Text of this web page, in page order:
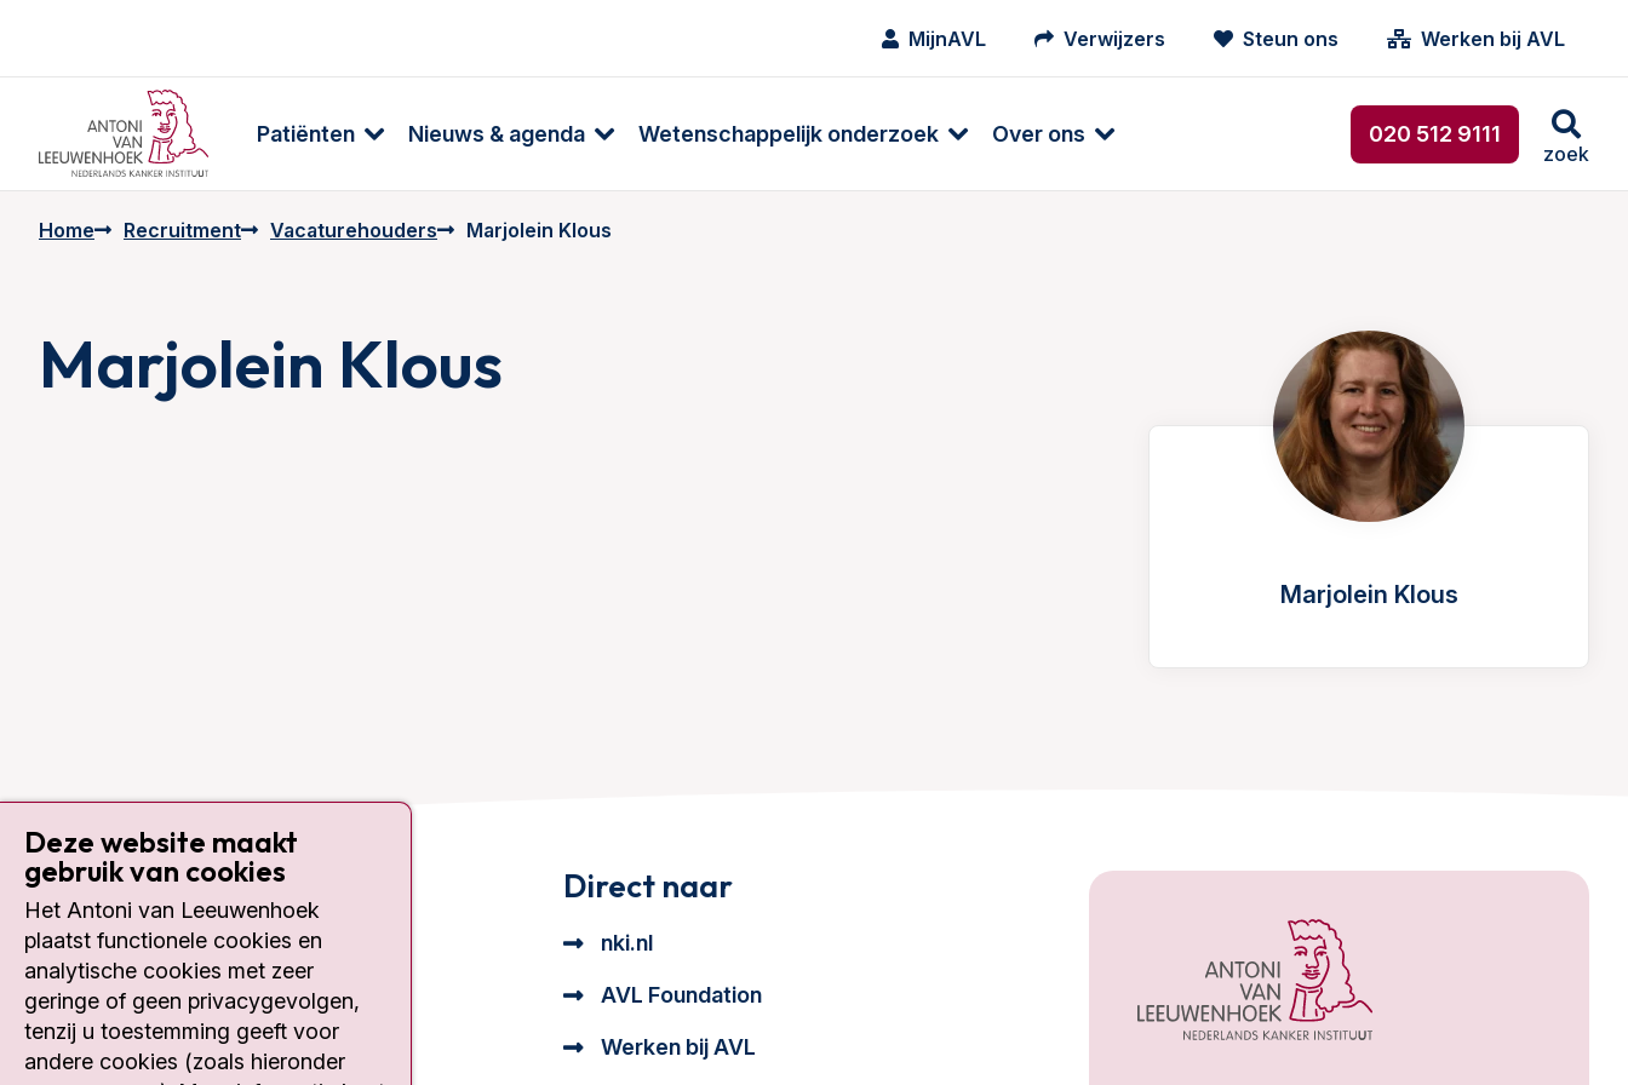
MijnAVL Verwijzers Steun ons Werken bij AVL
Patiënten Nieuws & agenda Wetenschappelijk onderzoek Over ons 020 512 9111
zoek
Home Recruitment Vacaturehouders Marjolein Klous
Marjolein Klous
Marjolein Klous
Contact
Plesmanlaan 121
1066 CX Amsterdam
020 512 9111
Bezoektijden
Direct naar
nki.nl
AVL Foundation
Werken bij AVL
Deze website maakt
gebruik van cookies
Het Antoni van Leeuwenhoek
plaatst functionele cookies en
analytische cookies met zeer
geringe of geen privacygevolgen,
tenzij u toestemming geeft voor
andere cookies (zoals hieronder